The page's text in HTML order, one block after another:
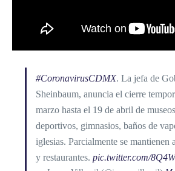
#CoronavirusCDMX. La jefa de
Sheinbaum, anuncia el cierre
marzo hasta el 19 de abril de
deportivos, gimnasios, baños de
iglesias. Parcialmente se mantienen
y restaurantes. pic.twitter.com/